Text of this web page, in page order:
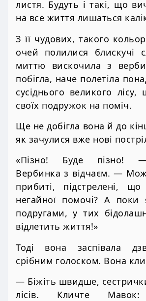
листя. Будуть і такі, що
на все життя лишаться
З її чудових, такого
очей полилися блискучі
миттю вискочила з
побігла, наче полетіла
сусіднього великого
своїх подружок на поміч.
Ще не добігла вона й до
як зачулися вже нові
«Пізно! Буде пізно!
Вербинка з відчаєм. —
прибиті, підстрелені,
негайної помочі? А поки
подругами, у тих
відлетить життя!»
Тоді вона заспівала
срібним голоском. Вона
— Біжіть швидше,
лісів. Кличте Мавок: